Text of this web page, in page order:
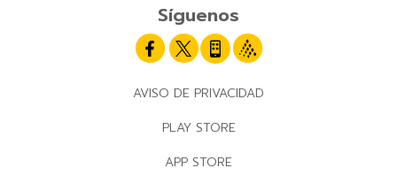
Síguenos
AVISO DE PRIVACIDAD
PLAY STORE
APP STORE